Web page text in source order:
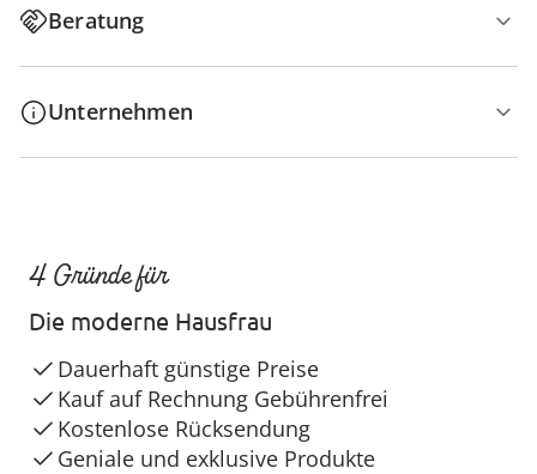
Beratung
Unternehmen
4 Gründe für
Die moderne Hausfrau
Dauerhaft günstige Preise
Kauf auf Rechnung Gebührenfrei
Kostenlose Rücksendung
Geniale und exklusive Produkte